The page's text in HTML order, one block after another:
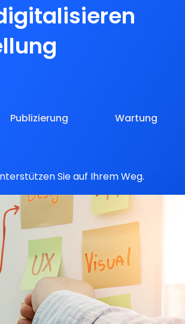
Publizierung Wartung
Sie auf Ihrem Weg.